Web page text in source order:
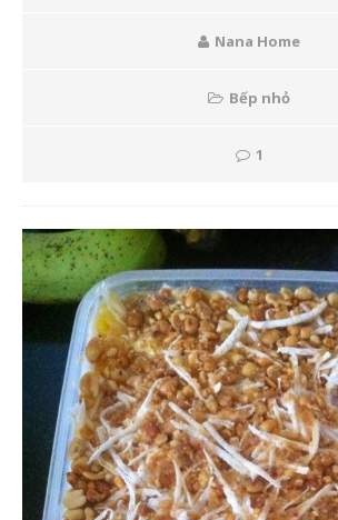
Nana Home
Bếp nhỏ
1